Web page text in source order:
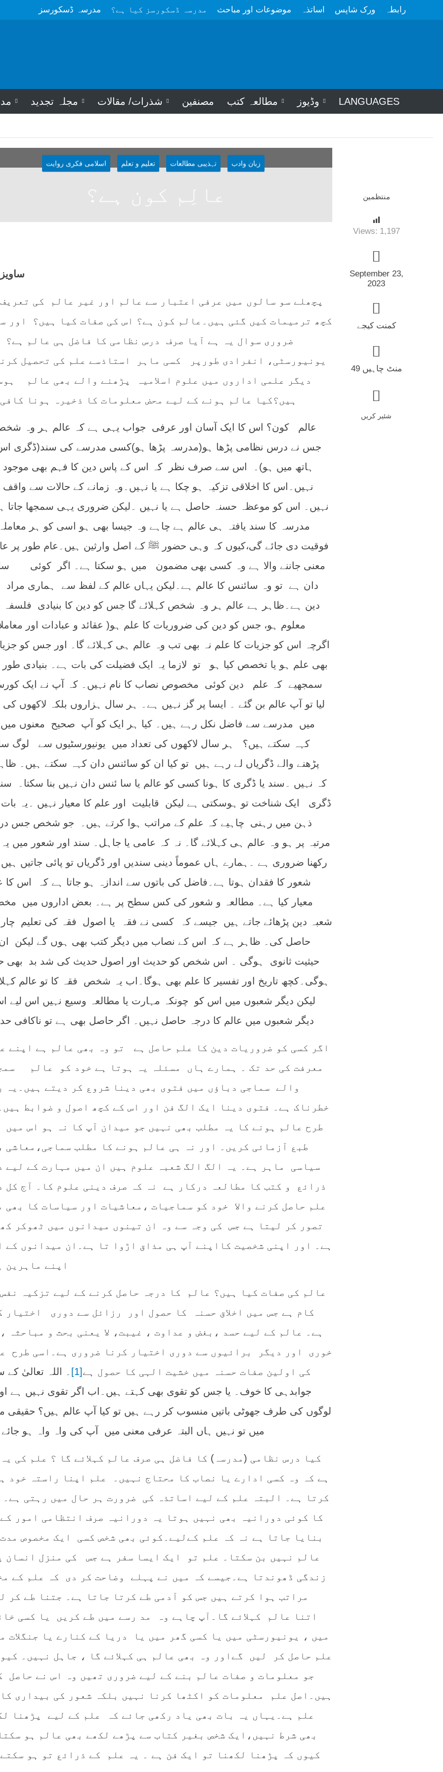
مدرسہ ڈسکورسز مدرسہ ڈسکورسز کیا ہے؟ موضوعات اور مباحث اساتذہ ورک شاپس رابطہ
مجلہ تجدید شذرات/ مقالات مصنفین مطالعہ کتب وڈیوز LANGUAGES
منتظمین
Views: 1,197
September 23,
2023
کمنت کیجے
49 منٹ چاہیں
شئیر کریں
اسلامی فکری روایت تعلیم و تعلم تہذیبی مطالعات زبان وادب
عالِم کون ہے؟
پچھلے سو سالوں میں عرفی اعتبار سے عالم اور غیر عالم کی
کچھ ترمیمات کیں گئی ہیں۔عالم کون ہے؟ اس کی صفات کیا ہیں؟ اور
ضروری سوال یہ ہے آیا صرف درس نظامی کا فاضل ہی عالم ہے؟
یونیورسٹی، انفرادی طورپر کسی ماہر استاذسے علم کی تحصیل
دیگر علمی اداروں میں علوم اسلامیہ پڑھنے والے بھی عالم
ہیں؟کیا عالم ہونے کے لیے محض معلومات کا ذخیرہ ہونا
عالم کون؟ اس کا ایک آسان اور عرفی جواب یہی ہے کہ عالم ہر وہ
جس نے درس نظامی پڑھا ہو(مدرسہ پڑھا ہو)کسی مدرسے کی سند(ڈگری
ہاتھ میں ہو)۔ اس سے صرف نظر کہ اس کے پاس دین کا فہم بھی موجود
نہیں۔اس کا اخلاقی تزکیہ ہو چکا ہے یا نہیں۔وہ زمانے کے حالات سے واقف
نہیں۔ اس کو موعظہ حسنہ حاصل ہے یا نہیں ۔لیکن ضروری یہی سمجھا جاتا
مدرسہ کا سند یافتہ ہی عالم ہے چاہے وہ جیسا بھی ہو اسی کو ہر
فوقیت دی جائے گی،کیوں کہ وہی حضور ﷺ کے اصل وارثین ہیں۔عام طور پر
معنی جاننے والا ہے وہ کسی بھی مضمون میں ہو سکتا ہے۔ اگر کوئی
دان ہے تو وہ سائنس کا عالم ہے۔لیکن یہاں عالم کے لفظ سے ہماری مراد
دین ہے۔ظاہر ہے عالم ہر وہ شخص کہلائے گا جس کو دین کا بنیادی فلسفہ
معلوم ہو، جس کو دین کی ضروریات کا علم ہو( عقائد و عبادات اور
اگرچہ اس کو جزیات کا علم نہ بھی تب وہ عالم ہی کہلائے گا۔ اور جس کو
بھی علم ہو یا تخصص کیا ہو تو لازما یہ ایک فضیلت کی بات ہے۔ بنیادی طور
سمجھیے کہ علم دین کوئی مخصوص نصاب کا نام نہیں۔ کہ آپ نے ایک
لیا تو آپ عالم بن گئے ۔ ایسا پر گز نہیں ہے۔ ہر سال ہزاروں بلکہ لاکھوں کی
میں مدرسے سے فاضل نکل رہے ہیں۔ کیا ہر ایک کو آپ صحیح معنوں میں
کہہ سکتے ہیں؟ ہر سال لاکھوں کی تعداد میں یونیورسٹیوں سے لوگ
پڑھنے والے ڈگریاں لے رہے ہیں تو کیا ان کو سائنس دان کہہ سکتے ہیں۔
کہ نہیں ۔سند یا ڈگری کا ہونا کسی کو عالم یا سا ئنس دان نہیں بنا سکتا۔
ڈگری ایک شناخت تو ہوسکتی ہے لیکن قابلیت اور علم کا معیار نہیں ۔یہ
ذہن میں رہنی چاہیے کہ علم کے مراتب ہوا کرتے ہیں۔ جو شخص جس
مرتبہ پر ہو وہ عالم ہی کہلائے گا۔ نہ کہ عامی یا جاہل۔ سند اور شعور میں
رکھنا ضروری ہے ۔ہمارے ہاں عموماً دینی سندیں اور ڈگریاں تو پائی جاتیں ہیں
شعور کا فقدان ہوتا ہے۔فاضل کی باتوں سے اندازہ ہو جاتا ہے کہ اس کا
معیار کیا ہے۔ مطالعہ و شعور کی کس سطح پر ہے۔ بعض اداروں میں
شعبہ دین پڑھائے جاتے ہیں جیسے کہ کسی نے فقہ یا اصول فقہ کی تعلیم
حاصل کی۔ ظاہر ہے کہ اس کے نصاب میں دیگر کتب بھی ہوں گے لیکن
حیثیت ثانوی ہوگی ۔ اس شخص کو حدیث اور اصول حدیث کی شد بد بھی
ہوگی۔کچھ تاریخ اور تفسیر کا علم بھی ہوگا۔اب یہ شخص فقہ کا تو عالم
لیکن دیگر شعبوں میں اس کو چونکہ مہارت یا مطالعہ وسیع نہیں اس لیے
دیگر شعبوں میں عالم کا درجہ حاصل نہیں۔ اگر حاصل بھی ہے تو ناکافی
اگر کسی کو ضروریات دین کا علم حاصل ہے تو وہ بھی عالم ہے اپنے
معرفت کی حد تک ۔ ہمارے ہاں مسئلہ یہ ہوتا ہے خود کو عالم
والے سماجی دباؤں میں فتوی بھی دینا شروع کر دیتے ہیں۔یہ
خطرناک ہے۔ فتوی دینا ایک الگ فن اور اس کے کچھ اصول و ضوابط
طرح عالم ہونے کا یہ مطلب بھی نہیں جو میدان آپ کا نہ ہو اس
طبع آزمائی کریں۔ اور نہ ہی عالم ہونے کا مطلب سماجی،معاشی
سیاسی ماہر ہے۔ یہ الگ الگ شعبہ علوم ہیں ان میں مہارت کے لیے
ذرائع و کتب کا مطالعہ درکار ہے نہ کہ صرف دینی علوم کا۔ آج کل
علم حاصل کرنے والا خود کو سماجیات ،معاشیات اور سیاسات کا بھی
تصور کر لیتا ہے جس کی وجہ سے وہ ان تینوں میدانوں میں ٹھوکر
ہے۔ اور اپنی شخصیت کااپنے آپ ہی مذاق اڑوا تا ہے۔ان میدانوں کے
اپنے ماہرین
عالم کی صفات کیا ہیں؟ عالم کا درجہ حاصل کرنے کے لیے تزکیہ
کام ہے جس میں اخلاق حسنہ کا حصول اور رزائل سے دوری اختیار
ہے۔ عالم کے لیے حسد ،بغض و عداوت ، غیبت، لا یعنی بحث و مباحثہ
خوری اور دیگر برائیوں سے دوری اختیار کرنا ضروری ہے۔اسی طرح
کی اولین صفات حسنہ میں خشیت الہی کا حصول ہے[1]
۔ اللہ تعالیٰ کے
جوابدہی کا خوف۔ یا جس کو تقوی بھی کہتے ہیں۔اب اگر تقوی نہیں ہے
لوگوں کی طرف جھوٹی باتیں منسوب کر رہے ہیں تو کیا آپ عالم ہیں؟ حقیقی
میں تو نہیں ہاں البتہ عرفی معنی میں آپ کی واہ واہ ہو
کیا درس نظامی (مدرسہ) کا فاضل ہی صرف عالم کہلائے گا ؟ علم کی
ہے کہ وہ کسی ادارے یا نصاب کا محتاج نہیں۔ علم اپنا راستہ خود
کرتا ہے۔ البتہ علم کے لیے اساتذہ کی ضرورت ہر حال میں رہتی ہے۔
کا کوئی دورانیہ بھی نہیں ہوتا یہ دورانیہ صرف انتظامی امور
بنایا جاتا ہے نہ کہ علم کےلیے۔کوئی بھی شخص کسی ایک مخصوص
عالم نہیں بن سکتا۔ علم تو ایک ایسا سفر ہے جس کی منزل انسان
زندگی ڈھوندتا ہے۔جیسے کہ میں نے پہلے وضاحت کر دی کہ علم کے
مراتب ہوا کرتے ہیں جس کو آدمی طے کرتا جاتا ہے۔ جتنا طے کر
اتنا عالم کہلائے گا۔آپ چاہے وہ مد رسے میں طے کریں یا کسی
میں ، یونیورسٹی میں یا کسی گھر میں یا دریا کے کنارے یا جنگلات
علم حاصل کر لیں گےاور وہ بھی عالم ہی کہلائے گا ، جاہل نہیں۔
جو معلومات و صفات عالم بنے کے لیے ضروری تھیں وہ اس نے حاصل
ہیں۔اصل علم معلومات کو اکٹھا کرنا نہیں بلکہ شعور کی بیداری
علم ہے۔یہاں یہ بات بھی یاد رکھی جائے کہ علم کے لیے پڑھنا
بھی شرط نہیں،ایک شخص بغیر کتاب سے پڑھے لکھے بھی عالم ہو
کیوں کہ پڑھنا لکھنا تو ایک فن ہے ۔ یہ علم کے ذرائع تو ہو